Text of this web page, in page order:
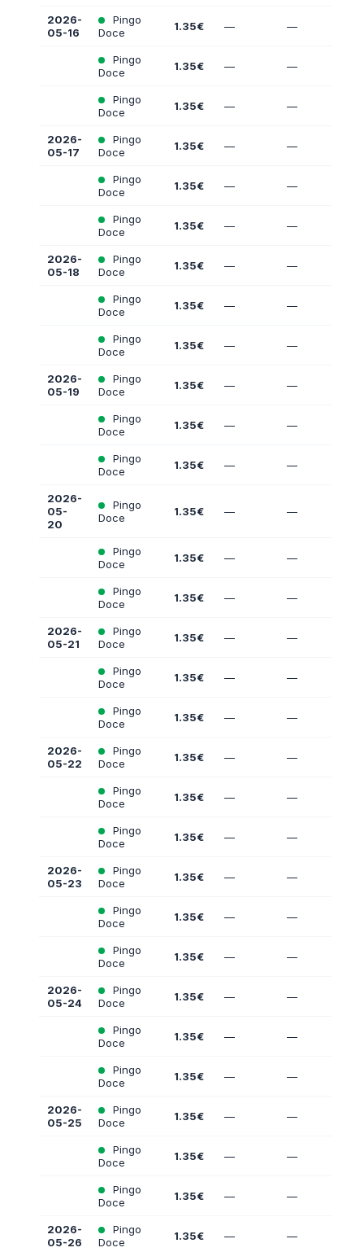
2026-
05-16
Pingo
Doce
1.35€ — —
Pingo
Doce
1.35€ — —
Pingo
Doce
1.35€ — —
2026-
05-17
Pingo
Doce
1.35€ — —
Pingo
Doce
1.35€ — —
Pingo
Doce
1.35€ — —
2026-
05-18
Pingo
Doce
1.35€ — —
Pingo
Doce
1.35€ — —
Pingo
Doce
1.35€ — —
2026-
05-19
Pingo
Doce
1.35€ — —
Pingo
Doce
1.35€ — —
Pingo
Doce
1.35€ — —
2026-
05-
20
Pingo
Doce
1.35€ — —
Pingo
Doce
1.35€ — —
Pingo
Doce
1.35€ — —
2026-
05-21
Pingo
Doce
1.35€ — —
Pingo
Doce
1.35€ — —
Pingo
Doce
1.35€ — —
2026-
05-22
Pingo
Doce
1.35€ — —
Pingo
Doce
1.35€ — —
Pingo
Doce
1.35€ — —
2026-
05-23
Pingo
Doce
1.35€ — —
Pingo
Doce
1.35€ — —
Pingo
Doce
1.35€ — —
2026-
05-24
Pingo
Doce
1.35€ — —
Pingo
Doce
1.35€ — —
Pingo
Doce
1.35€ — —
2026-
05-25
Pingo
Doce
1.35€ — —
Pingo
Doce
1.35€ — —
Pingo
Doce
1.35€ — —
2026-
05-26
Pingo
Doce
1.35€ — —